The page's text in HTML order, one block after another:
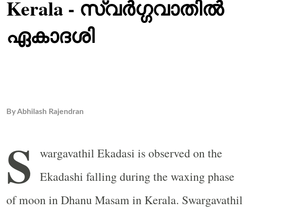
Kerala - സ്വർഗ്ഗവാതിൽ
ഏകാദശി
ByAbhilash Rajendran
S wargavathil Ekadasi is observed on the
Ekadashi falling during the waxing phase
of moon in Dhanu Masam in Kerala. Swargavathil